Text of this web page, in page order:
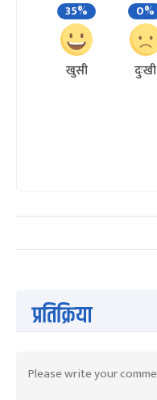
35%
खुसी
0%
दुःखी
प्रतिक्रिया